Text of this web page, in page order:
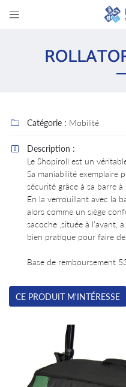

02 47 94 03 32
Adresse email de réception
l'adresse email indiqué ci-dessus. Vous
le formulaire de désinscription.
 Catégorie : Mobilité

Description :
Le Shopiroll est un
Sa maniabilité exemplaire
sécurité grâce à sa barre
En la verrouillant avec la
alors comme un siège
sacoche ,située à l'avant,
bien pratique pour faire
Base de remboursement
CE PRODUIT M'INTÉRESSE